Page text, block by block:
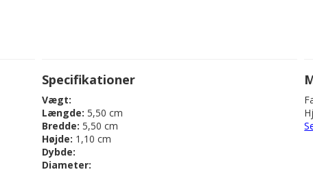
Specifikationer
Vægt:
Længde: 5,50 cm
Bredde: 5,50 cm
Højde: 1,10 cm
Dybde:
Diameter: